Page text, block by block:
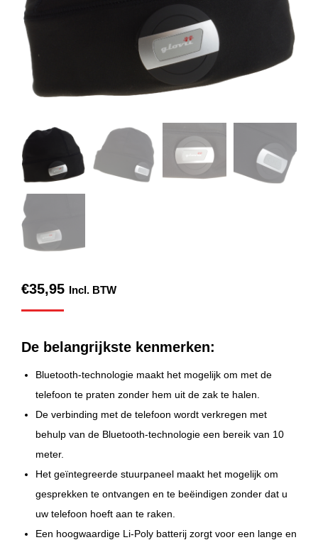
€35,95 Incl. BTW
De belangrijkste kenmerken:
Bluetooth-technologie maakt het mogelijk om met de
telefoon te praten zonder hem uit de zak te halen.
De verbinding met de telefoon wordt verkregen met
behulp van de Bluetooth-technologie een bereik van 10
meter.
Het geïntegreerde stuurpaneel maakt het mogelijk om
gesprekken te ontvangen en te beëindigen zonder dat u
uw telefoon hoeft aan te raken.
Een hoogwaardige Li-Poly batterij zorgt voor een lange en